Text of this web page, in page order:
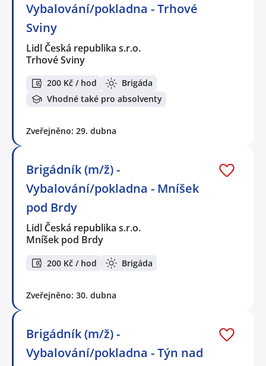
Vybalování/pokladna - Trhové
Sviny
Lidl Česká republika s.r.o.
Trhové Sviny
200 Kč / hod
Brigáda
Vhodné také pro absolventy
Zveřejněno: 29. dubna
Brigádník (m/ž) -
Vybalování/pokladna - Mníšek
pod Brdy
Lidl Česká republika s.r.o.
Mníšek pod Brdy
200 Kč / hod Brigáda
Zveřejněno: 30. dubna
Brigádník (m/ž) -
Vybalování/pokladna - Týn nad